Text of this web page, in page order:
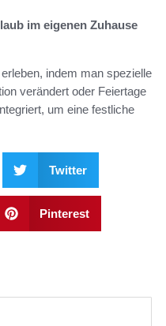
im eigenen Zuhause
indem man spezielle
verändert oder Feiertage
um eine festliche
Twitter
Pinterest